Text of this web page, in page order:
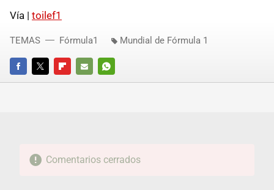
Vía | toilef1
FACEBOOKTWITTERFLIPBOARD
E-
WHATSAPP
TEMAS Fórmula1 Mundial de Fórmula 1
Comentarios cerrados